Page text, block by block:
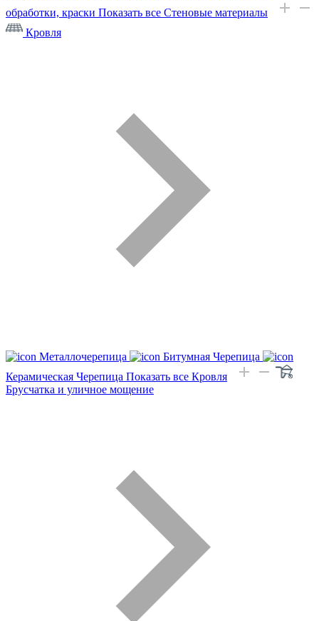
обработки, краски Показать все Стеновые материалы
Кровля
Металлочерепица
Битумная Черепица
Керамическая Черепица Показать все Кровля
Брусчатка и уличное мощение